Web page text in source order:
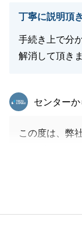
私共々、今後
願い申し上げ
丁寧に説明頂
手続き上で分
解消して頂き
東急リバブ
センター
この度は、弊
部屋にてお話
これから新し